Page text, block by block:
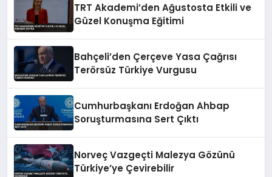
TRT Akademi’den Ağustosta Etkili ve
Güzel Konuşma Eğitimi
Bahçeli’den Çerçeve Yasa Çağrısı
Terörsüz Türkiye Vurgusu
Cumhurbaşkanı Erdoğan Ahbap
Soruşturmasına Sert Çıktı
Norveç Vazgeçti Malezya Gözünü
Türkiye’ye Çevirebilir